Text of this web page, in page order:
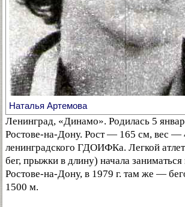
Наталья Артемова
Ленинград, «Динамо». Родилась 5
Ростове-на-Дону. Рост — 165 см, вес —
ленинградского ГДОИФКа. Легкой
бег, прыжки в длину) начала заниматься
Ростове-на-Дону, в 1979 г. там же —
1500 м.